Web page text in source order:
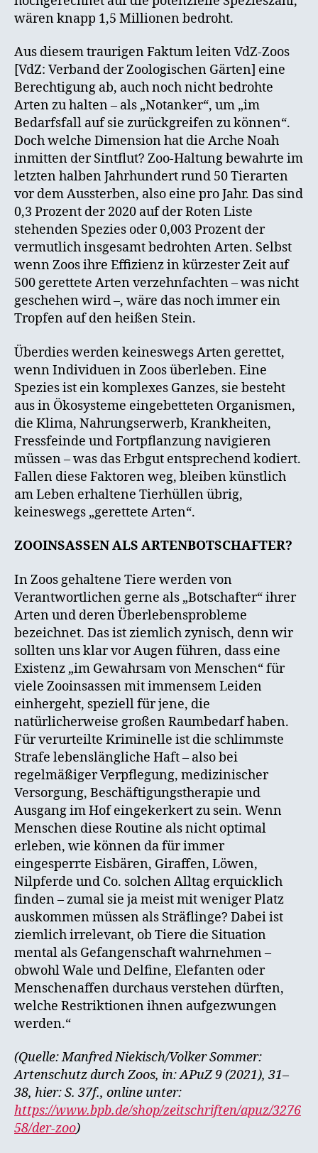
wären knapp 1,5 Millionen bedroht.
Aus diesem traurigen Faktum leiten VdZ-Zoos
[VdZ: Verband der Zoologischen Gärten] eine
Berechtigung ab, auch noch nicht bedrohte
Arten zu halten – als „Notanker“, um „im
Bedarfsfall auf sie zurückgreifen zu können“.
Doch welche Dimension hat die Arche Noah
inmitten der Sintflut? Zoo-Haltung bewahrte im
letzten halben Jahrhundert rund 50 Tierarten
vor dem Aussterben, also eine pro Jahr. Das sind
0,3 Prozent der 2020 auf der Roten Liste
stehenden Spezies oder 0,003 Prozent der
vermutlich insgesamt bedrohten Arten. Selbst
wenn Zoos ihre Effizienz in kürzester Zeit auf
500 gerettete Arten verzehnfachten – was nicht
geschehen wird –, wäre das noch immer ein
Tropfen auf den heißen Stein.
Überdies werden keineswegs Arten gerettet,
wenn Individuen in Zoos überleben. Eine
Spezies ist ein komplexes Ganzes, sie besteht
aus in Ökosysteme eingebetteten Organismen,
die Klima, Nahrungserwerb, Krankheiten,
Fressfeinde und Fortpflanzung navigieren
müssen – was das Erbgut entsprechend kodiert.
Fallen diese Faktoren weg, bleiben künstlich
am Leben erhaltene Tierhüllen übrig,
keineswegs „gerettete Arten“.
ZOOINSASSEN ALS ARTENBOTSCHAFTER?
In Zoos gehaltene Tiere werden von
Verantwortlichen gerne als „Botschafter“ ihrer
Arten und deren Überlebensprobleme
bezeichnet. Das ist ziemlich zynisch, denn wir
sollten uns klar vor Augen führen, dass eine
Existenz „im Gewahrsam von Menschen“ für
viele Zooinsassen mit immensem Leiden
einhergeht, speziell für jene, die
natürlicherweise großen Raumbedarf haben.
Für verurteilte Kriminelle ist die schlimmste
Strafe lebenslängliche Haft – also bei
regelmäßiger Verpflegung, medizinischer
Versorgung, Beschäftigungstherapie und
Ausgang im Hof eingekerkert zu sein. Wenn
Menschen diese Routine als nicht optimal
erleben, wie können da für immer
eingesperrte Eisbären, Giraffen, Löwen,
Nilpferde und Co. solchen Alltag erquicklich
finden – zumal sie ja meist mit weniger Platz
auskommen müssen als Sträflinge? Dabei ist
ziemlich irrelevant, ob Tiere die Situation
mental als Gefangenschaft wahrnehmen –
obwohl Wale und Delfine, Elefanten oder
Menschenaffen durchaus verstehen dürften,
welche Restriktionen ihnen aufgezwungen
werden.“
(Quelle: Manfred Niekisch/Volker Sommer:
Artenschutz durch Zoos, in: APuZ 9 (2021), 31–
38, hier: S. 37f., online unter:
https://www.bpb.de/shop/zeitschriften/apuz/3276
58/der-zoo)